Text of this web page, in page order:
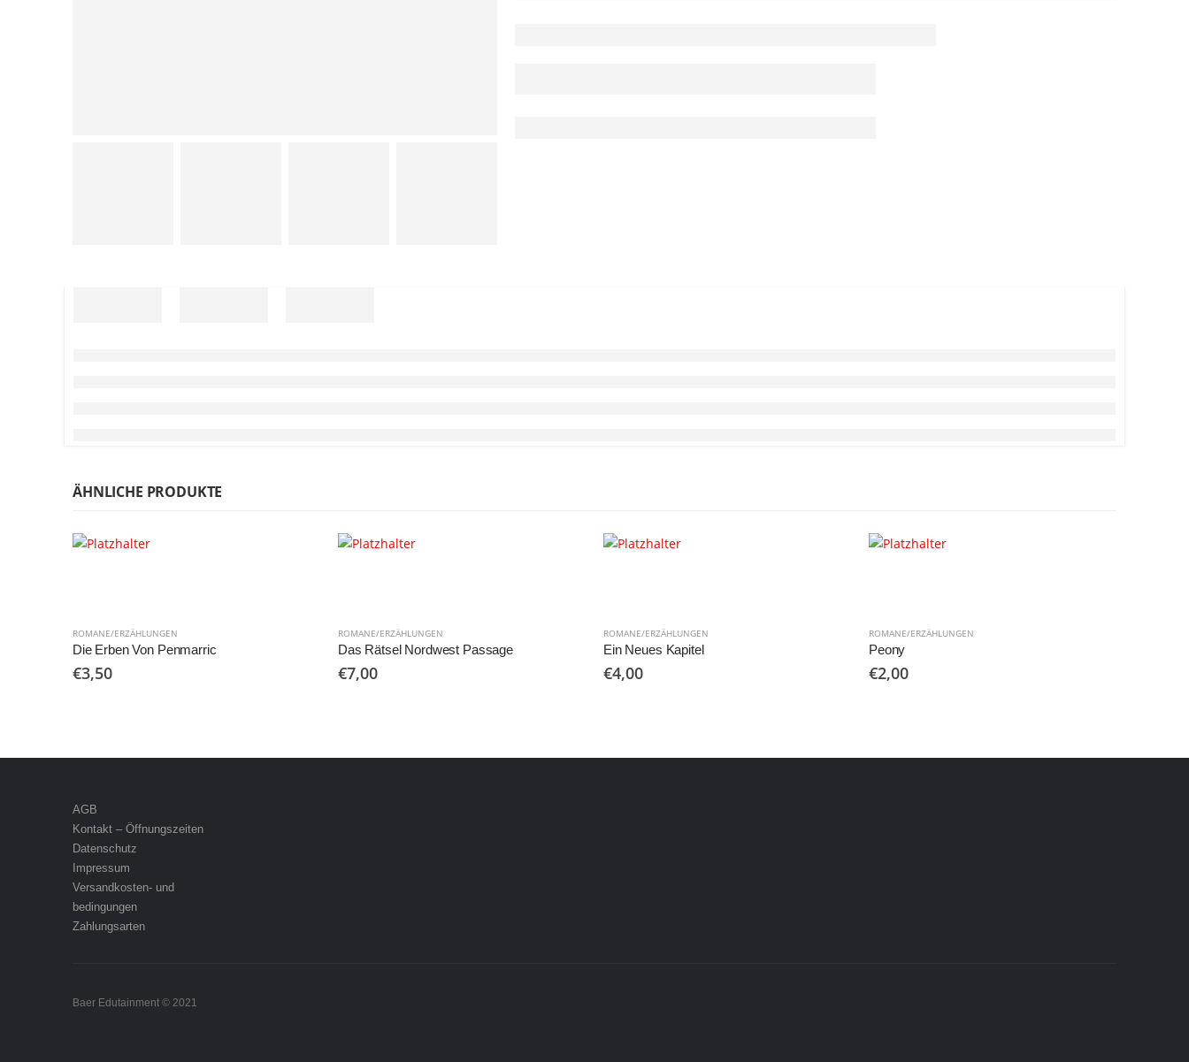
ÄHNLICHE PRODUKTE
ROMANE/ERZÄHLUNGEN
Die Erben Von Penmarric
€3,50
ROMANE/ERZÄHLUNGEN
Das Rätsel Nordwest Passage
€7,00
ROMANE/ERZÄHLUNGEN
Ein Neues Kapitel
€4,00
ROMANE/ERZÄHLUNGEN
Peony
€2,00
AGB
Kontakt – Öffnungszeiten
Datenschutz
Impressum
Versandkosten- und
bedingungen
Zahlungsarten
Baer Edutainment © 2021